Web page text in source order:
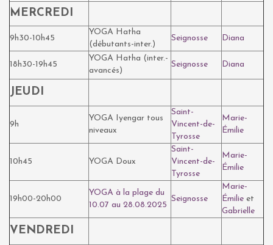
MERCREDI
9h30-10h45
YOGA Hatha
(débutants-inter.)
Seignosse Diana
18h30-19h45
YOGA Hatha (inter.-
avancés)
Seignosse Diana
JEUDI
9h
YOGA Iyengar tous
niveaux
Saint-
Vincent-de-
Tyrosse
Marie-
Émilie
10h45 YOGA Doux
Saint-
Vincent-de-
Tyrosse
Marie-
Émilie
19h00-20h00
YOGA à la plage du
10.07 au 28.08.2025
Seignosse
Marie-
Émilie et
Gabrielle
VENDREDI